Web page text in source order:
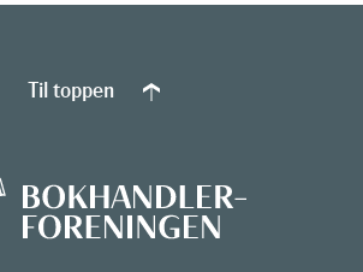
Til toppen